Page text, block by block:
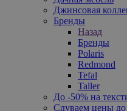
Джинсовая
Бренды
Назад
Бренды
Polaris
Redmond
Tefal
Taller
До -50% на
Сдуваем цены до